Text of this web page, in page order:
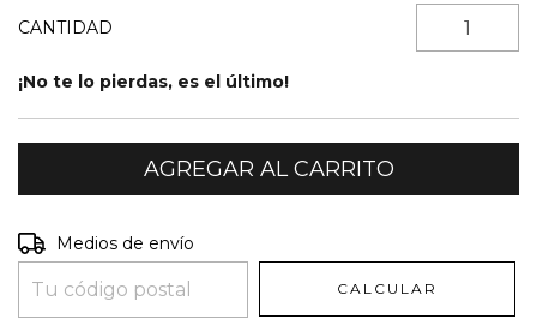
CANTIDAD
¡No te lo pierdas, es el último!
Entregas para el CP:
Medios de envío
CALCULAR